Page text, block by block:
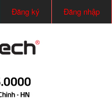
Đăng ký Đăng nhập